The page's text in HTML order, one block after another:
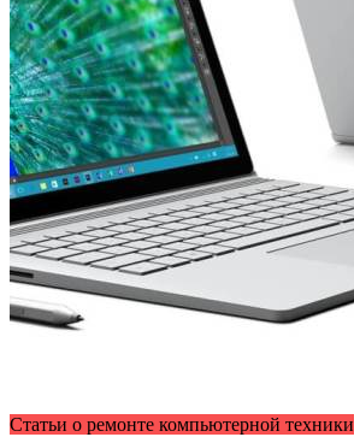
Статьи о ремонте компьютерной техники